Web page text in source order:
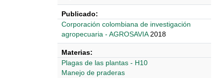
Publicado:
‎‎Corporación colombiana de investigación
agropecuaria - AGROSAVIA 2018
Materias:
Plagas de las plantas - H10
Manejo de praderas